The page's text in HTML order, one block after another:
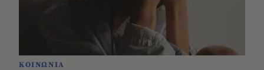
ΚΟΙΝΩΝΙΑ